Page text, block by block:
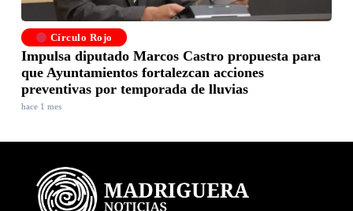
Círculo Rojo
Impulsa diputado Marcos Castro propuesta para
que Ayuntamientos fortalezcan acciones
preventivas por temporada de lluvias
hace 1 mes